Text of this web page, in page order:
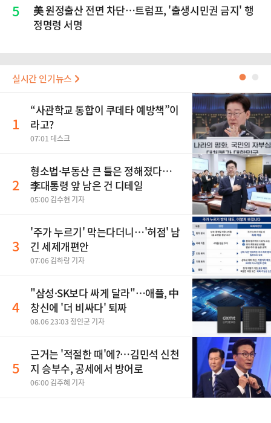
5
美 원정출산 전면 차단…트럼프, '출생시민권 금지' 행
정명령 서명
실시간 인기뉴스 ●
1
“사관학교 통합이 쿠데타 예방책”이
라고?
07:01 데스크
2
형소법·부동산 큰 틀은 정해졌다…
李대통령 앞 남은 건 디테일
05:00 김수현 기자
3
'주가 누르기' 막는다더니…'허점' 남
긴 세제개편안
07:06 김하랑 기자
4
"삼성·SK보다 싸게 달라"…애플, 中
창신에 '더 비싸다' 퇴짜
08.06 23:03 정인균 기자
5
근거는 '적절한 때'에?…김민석 신천
지 승부수, 공세에서 방어로
06:00 김주혜 기자